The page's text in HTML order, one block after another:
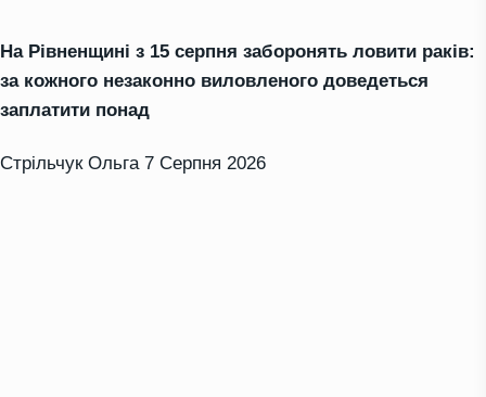
На Рівненщині з 15 серпня заборонять ловити раків:
за кожного незаконно виловленого доведеться
заплатити понад
Стрільчук Ольга 7 Серпня 2026